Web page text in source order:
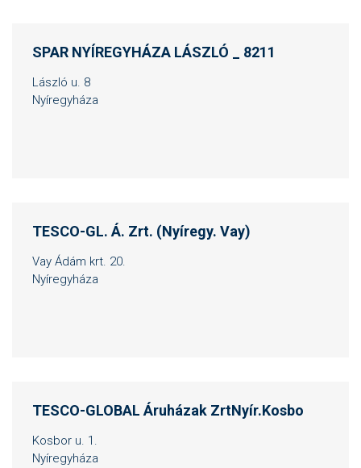
SPAR NYÍREGYHÁZA LÁSZLÓ _ 8211
László u. 8
Nyíregyháza
TESCO-GL. Á. Zrt. (Nyíregy. Vay)
Vay Ádám krt. 20.
Nyíregyháza
TESCO-GLOBAL Áruházak ZrtNyír.Kosbo
Kosbor u. 1.
Nyíregyháza